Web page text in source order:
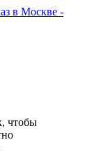
чтобы